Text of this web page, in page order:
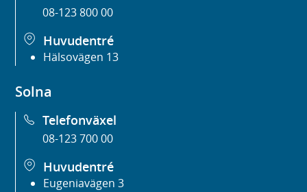
08-123 800 00
Huvudentré
Hälsovägen 13
Solna
Telefonväxel
08-123 700 00
Huvudentré
Eugeniavägen 3